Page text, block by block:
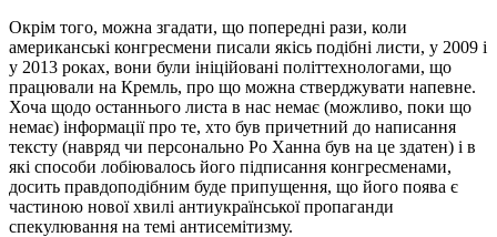
Окрім того, можна згадати, що попередні рази, коли
американські конгресмени писали якісь подібні листи, у 2009 і
у 2013 роках, вони були ініційовані політтехнологами, що
працювали на Кремль, про що можна стверджувати напевне.
Хоча щодо останнього листа в нас немає (можливо, поки що
немає) інформації про те, хто був причетний до написання
тексту (навряд чи персонально Ро Ханна був на це здатен) і в
які способи лобіювалось його підписання конгресменами,
досить правдоподібним буде припущення, що його поява є
частиною нової хвилі антиукраїнської пропаганди
спекулювання на темі антисемітизму.